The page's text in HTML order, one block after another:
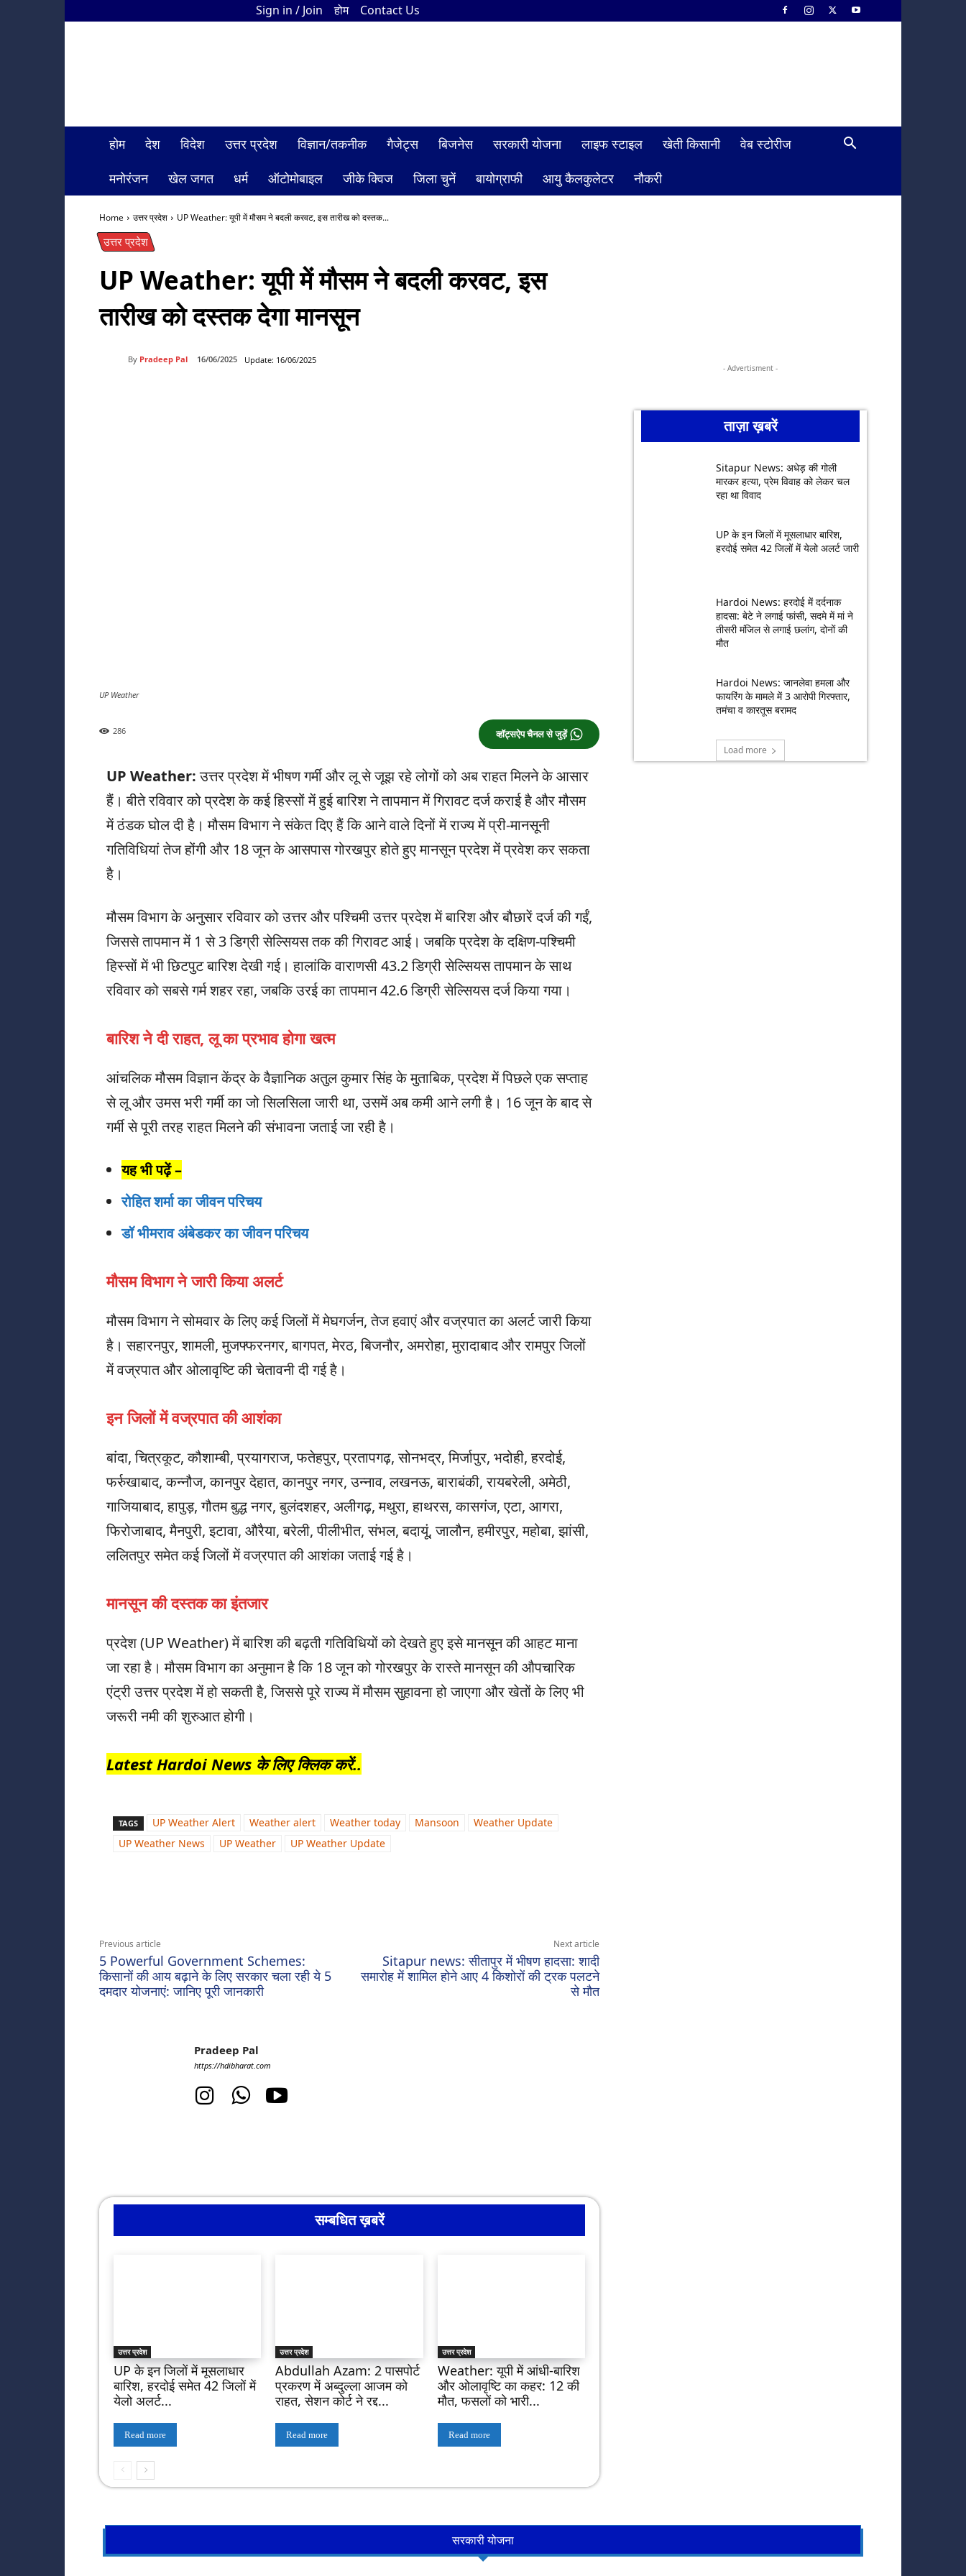
Sign in / Join होम Contact Us
होम देश विदेश उत्तर प्रदेश विज्ञान/तकनीक गैजेट्स बिजनेस सरकारी योजना लाइफ स्टाइल खेती किसानी
वेब स्टोरीज
मनोरंजन
खेल जगत धर्म ऑटोमोबाइल जीके क्विज जिला चुनें बायोग्राफी आयु कैलकुलेटर नौकरी
Home उत्तर प्रदेश UP Weather: यूपी में मौसम ने बदली करवट, इस तारीख को दस्तक...
उत्तर प्रदेश
UP Weather: यूपी में मौसम ने बदली करवट, इस
तारीख को दस्तक देगा मानसून
By Pradeep Pal 16/06/2025 Update: 16/06/2025
UP Weather
व्हॉट्सऐप चैनल से जुड़ें
286
UP Weather:उत्तर प्रदेश में भीषण गर्मी और लू से जूझ रहे लोगों को अब राहत मिलने के आसार
हैं। बीते रविवार को प्रदेश के कई हिस्सों में हुई बारिश ने तापमान में गिरावट दर्ज कराई है और मौसम
में ठंडक घोल दी है। मौसम विभाग ने संकेत दिए हैं कि आने वाले दिनों में राज्य में प्री-मानसूनी
गतिविधियां तेज होंगी और 18 जून के आसपास गोरखपुर होते हुए मानसून प्रदेश में प्रवेश कर सकता
है।
मौसम विभाग के अनुसार रविवार को उत्तर और पश्चिमी उत्तर प्रदेश में बारिश और बौछारें दर्ज की गईं,
जिससे तापमान में 1 से 3 डिग्री सेल्सियस तक की गिरावट आई। जबकि प्रदेश के दक्षिण-पश्चिमी
हिस्सों में भी छिटपुट बारिश देखी गई। हालांकि वाराणसी 43.2 डिग्री सेल्सियस तापमान के साथ
रविवार को सबसे गर्म शहर रहा, जबकि उरई का तापमान 42.6 डिग्री सेल्सियस दर्ज किया गया।
बारिश ने दी राहत, लू का प्रभाव होगा खत्म
आंचलिक मौसम विज्ञान केंद्र के वैज्ञानिक अतुल कुमार सिंह के मुताबिक, प्रदेश में पिछले एक सप्ताह
से लू और उमस भरी गर्मी का जो सिलसिला जारी था, उसमें अब कमी आने लगी है। 16 जून के बाद से
गर्मी से पूरी तरह राहत मिलने की संभावना जताई जा रही है।
यह भी पढ़ें –
रोहित शर्मा का जीवन परिचय
डॉ भीमराव अंबेडकर का जीवन परिचय
मौसम विभाग ने जारी किया अलर्ट
मौसम विभाग ने सोमवार के लिए कई जिलों में मेघगर्जन, तेज हवाएं और वज्रपात का अलर्ट जारी किया
है। सहारनपुर, शामली, मुजफ्फरनगर, बागपत, मेरठ, बिजनौर, अमरोहा, मुरादाबाद और रामपुर जिलों
में वज्रपात और ओलावृष्टि की चेतावनी दी गई है।
इन जिलों में वज्रपात की आशंका
बांदा, चित्रकूट, कौशाम्बी, प्रयागराज, फतेहपुर, प्रतापगढ़, सोनभद्र, मिर्जापुर, भदोही, हरदोई,
फर्रुखाबाद, कन्नौज, कानपुर देहात, कानपुर नगर, उन्नाव, लखनऊ, बाराबंकी, रायबरेली, अमेठी,
गाजियाबाद, हापुड़, गौतम बुद्ध नगर, बुलंदशहर, अलीगढ़, मथुरा, हाथरस, कासगंज, एटा, आगरा,
फिरोजाबाद, मैनपुरी, इटावा, औरैया, बरेली, पीलीभीत, संभल, बदायूं, जालौन, हमीरपुर, महोबा, झांसी,
ललितपुर समेत कई जिलों में वज्रपात की आशंका जताई गई है।
मानसून की दस्तक का इंतजार
प्रदेश (UP Weather) में बारिश की बढ़ती गतिविधियों को देखते हुए इसे मानसून की आहट माना
जा रहा है। मौसम विभाग का अनुमान है कि 18 जून को गोरखपुर के रास्ते मानसून की औपचारिक
एंट्री उत्तर प्रदेश में हो सकती है, जिससे पूरे राज्य में मौसम सुहावना हो जाएगा और खेतों के लिए भी
जरूरी नमी की शुरुआत होगी।
Latest Hardoi News के लिए क्लिक करें..
TAGS UP Weather Alert Weather alert Weather today Mansoon
Weather Update
UP Weather News
UP Weather UP Weather Update
Previous article
5 Powerful Government Schemes:
किसानों की आय बढ़ाने के लिए सरकार चला रही ये 5
दमदार योजनाएं: जानिए पूरी जानकारी
Next article
Sitapur news: सीतापुर में भीषण हादसा: शादी
समारोह में शामिल होने आए 4 किशोरों की ट्रक पलटने
से मौत
Pradeep Pal
https://hdibharat.com
सम्बधित ख़बरें
उत्तर प्रदेश
UP के इन जिलों में मूसलाधार
बारिश, हरदोई समेत 42 जिलों में
येलो अलर्ट...
Read more
उत्तर प्रदेश
Abdullah Azam: 2 पासपोर्ट
प्रकरण में अब्दुल्ला आजम को
राहत, सेशन कोर्ट ने रद्द...
Read more
उत्तर प्रदेश
Weather: यूपी में आंधी-बारिश
और ओलावृष्टि का कहर: 12 की
मौत, फसलों को भारी...
Read more
- Advertisment -
ताज़ा ख़बरें
Sitapur News: अधेड़ की गोली
मारकर हत्या, प्रेम विवाह को लेकर चल
रहा था विवाद
UP के इन जिलों में मूसलाधार बारिश,
हरदोई समेत 42 जिलों में येलो अलर्ट जारी
Hardoi News: हरदोई में दर्दनाक
हादसा: बेटे ने लगाई फांसी, सदमे में मां ने
तीसरी मंजिल से लगाई छलांग, दोनों की
मौत
Hardoi News: जानलेवा हमला और
फायरिंग के मामले में 3 आरोपी गिरफ्तार,
तमंचा व कारतूस बरामद
Load more
सरकारी योजना